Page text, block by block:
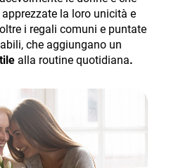
la loro unicità e
i regali comuni e puntate
che aggiungano un
alla routine quotidiana.